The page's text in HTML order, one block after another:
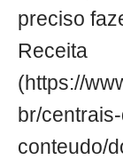
preciso
Receita
(https://
br/
conteudo/